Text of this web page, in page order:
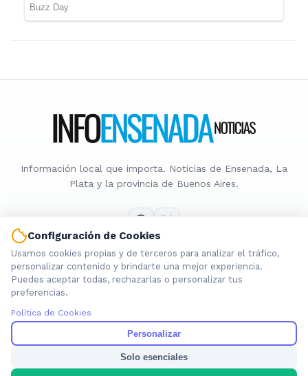
Información local que importa. Noticias de Ensenada, La
Plata y la provincia de Buenos Aires.
Nosotros
Cookies
Política de Contenido
Configuración de Cookies
Usamos cookies propias y de terceros para analizar el tráfico,
personalizar contenido y brindarte una mejor experiencia.
Puedes aceptar todas, rechazarlas o personalizar tus
preferencias.
Política de Cookies
Personalizar
Solo esenciales